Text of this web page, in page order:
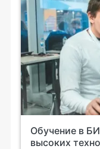
Обучение в
высоких